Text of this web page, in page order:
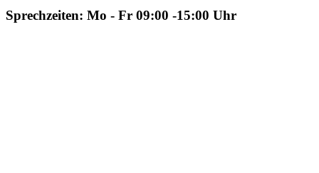
Sprechzeiten: Mo - Fr 09:00 -15:00 Uhr